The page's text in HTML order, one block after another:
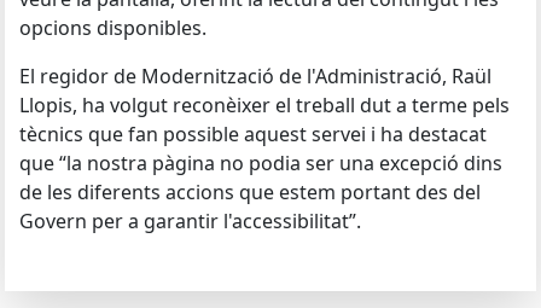
opcions disponibles.
El regidor de Modernització de l'Administració, Raül
Llopis, ha volgut reconèixer el treball dut a terme pels
tècnics que fan possible aquest servei i ha destacat
que “la nostra pàgina no podia ser una excepció dins
de les diferents accions que estem portant des del
Govern per a garantir l'accessibilitat”.